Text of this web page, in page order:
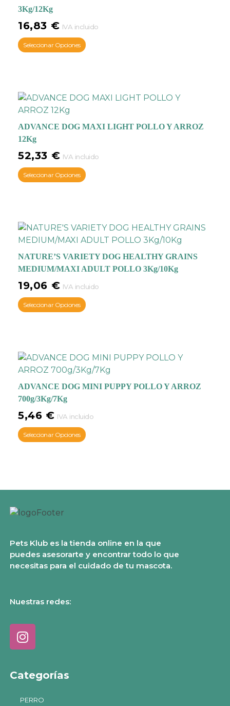
3Kg/12Kg
16,83 € IVA incluido
Seleccionar Opciones
ADVANCE DOG MAXI LIGHT POLLO Y ARROZ
12Kg
52,33 € IVA incluido
Seleccionar Opciones
NATURE’S VARIETY DOG HEALTHY GRAINS
MEDIUM/MAXI ADULT POLLO 3Kg/10Kg
19,06 € IVA incluido
Seleccionar Opciones
ADVANCE DOG MINI PUPPY POLLO Y ARROZ
700g/3Kg/7Kg
5,46 € IVA incluido
Seleccionar Opciones
Pets Klub es la tienda online en la que
puedes asesorarte y encontrar todo lo que
necesitas para el cuidado de tu mascota.
Nuestras redes:
Categorías
PERRO